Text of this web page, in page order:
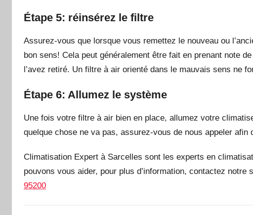
Étape 5: réinsérez le filtre
Assurez-vous que lorsque vous remettez le nouveau ou
bon sens! Cela peut généralement être fait en prenant note
l’avez retiré. Un filtre à air orienté dans le mauvais sens ne
Étape 6: Allumez le système
Une fois votre filtre à air bien en place, allumez votre
quelque chose ne va pas, assurez-vous de nous appeler
Climatisation Expert à Sarcelles sont les experts en
pouvons vous aider, pour plus d’information, contactez notre
95200